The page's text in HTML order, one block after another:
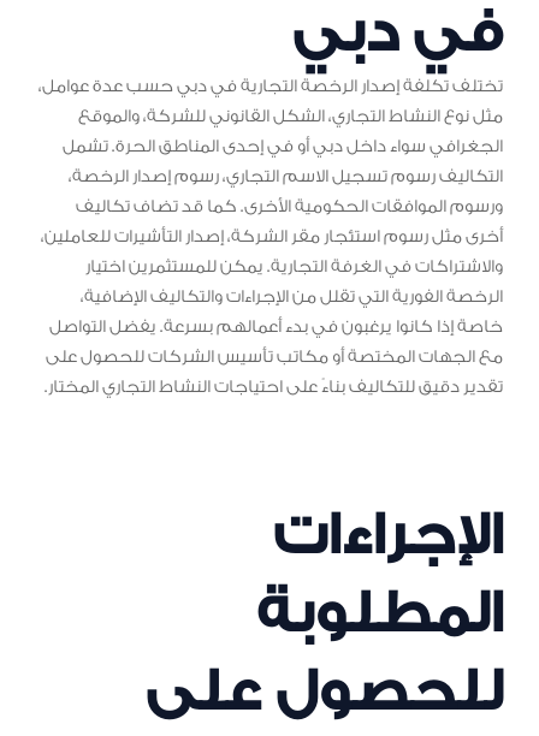
في دبي
تختلف تكلفة إصدار الرخصة التجارية في دبي حسب عدة عوامل،
مثل نوع النشاط التجاري، الشكل القانوني للشركة، والموقع
الجغرافي سواء داخل دبي أو في إحدى المناطق الحرة. تشمل
التكاليف رسوم تسجيل الاسم التجاري، رسوم إصدار الرخصة،
ورسوم الموافقات الحكومية الأخرى. كما قد تضاف تكاليف
أخرى مثل رسوم استئجار مقر الشركة، إصدار التأشيرات للعاملين،
والاشتراكات في الغرفة التجارية. يمكن للمستثمرين اختيار
الرخصة الفورية التي تقلل من الإجراءات والتكاليف الإضافية،
خاصة إذا كانوا يرغبون في بدء أعمالهم بسرعة. يفضل التواصل
مع الجهات المختصة أو مكاتب تأسيس الشركات للحصول على
تقدير دقيق للتكاليف بناءً على احتياجات النشاط التجاري المختار.
الإجراءات
المطلوبة
للحصول على